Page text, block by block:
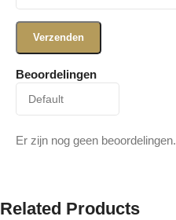
Beoordelingen
Er zijn nog geen beoordelingen.
Related Products